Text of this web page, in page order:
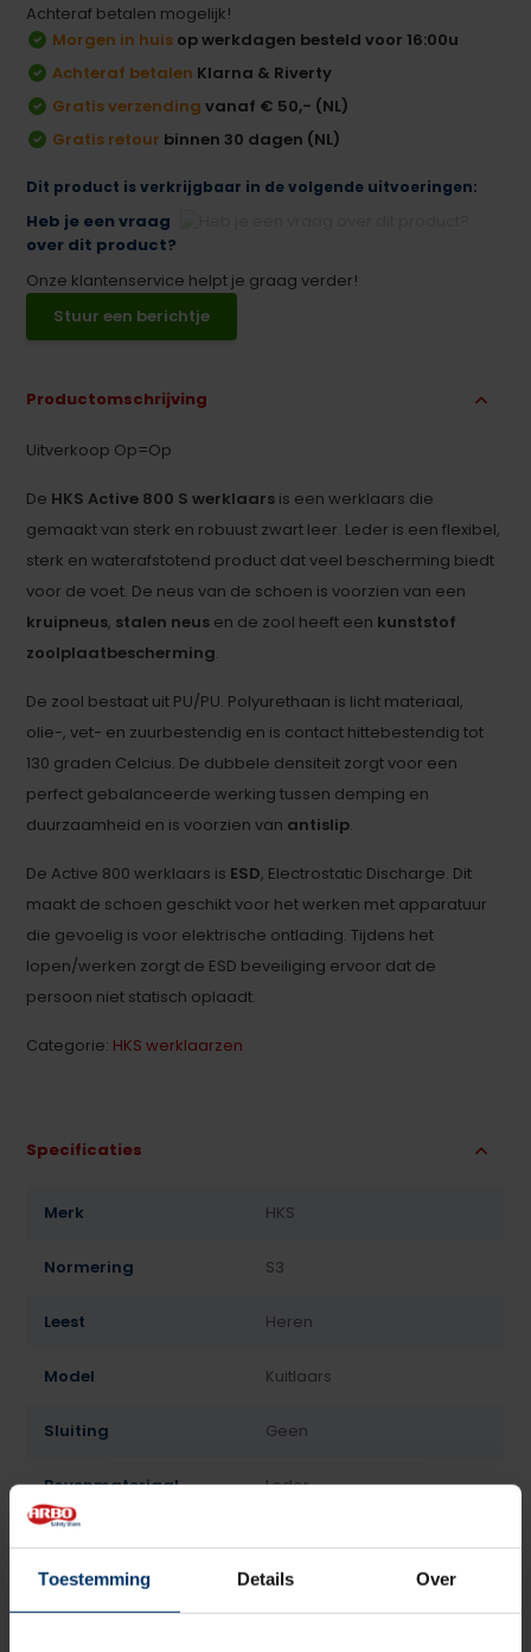
Toestemming Details Over
Achteraf betalen mogelijk!
Morgen in huis op werkdagen besteld voor 16:00u
Achteraf betalen Klarna & Riverty
Gratis verzending vanaf € 50,- (NL)
Gratis retour binnen 30 dagen (NL)
Dit product is verkrijgbaar in de volgende uitvoeringen:
Heb je een vraag
over dit product?
Onze klantenservice helpt je graag verder!
Stuur een berichtje
Productomschrijving
Uitverkoop Op=Op
De HKS Active 800 S werklaars is een werklaars die
gemaakt van sterk en robuust zwart leer. Leder is een flexibel,
sterk en waterafstotend product dat veel bescherming biedt
voor de voet. De neus van de schoen is voorzien van een
kruipneus, stalen neus en de zool heeft een kunststof
zoolplaatbescherming.
De zool bestaat uit PU/PU. Polyurethaan is licht materiaal,
olie-, vet- en zuurbestendig en is contact hittebestendig tot
130 graden Celcius. De dubbele densiteit zorgt voor een
perfect gebalanceerde werking tussen demping en
duurzaamheid en is voorzien van antislip.
De Active 800 werklaars is ESD, Electrostatic Discharge. Dit
maakt de schoen geschikt voor het werken met apparatuur
die gevoelig is voor elektrische ontlading. Tijdens het
lopen/werken zorgt de ESD beveiliging ervoor dat de
persoon niet statisch oplaadt.
Categorie: HKS werklaarzen
Specificaties
Merk HKS
Normering S3
Leest Heren
Model Kuitlaars
Sluiting Geen
Bovenmateriaal Leder
Neusbeveiliging